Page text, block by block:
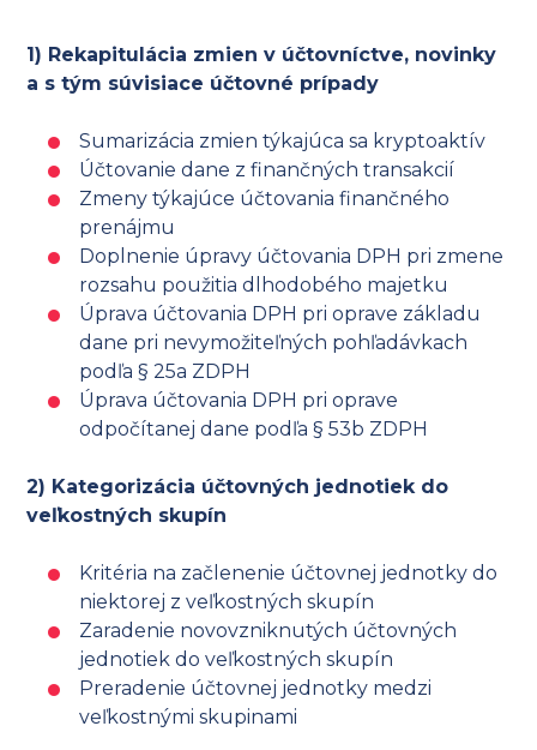
1) Rekapitulácia zmien v účtovníctve, novinky
a s tým súvisiace účtovné prípady
Sumarizácia zmien týkajúca sa kryptoaktív
Účtovanie dane z finančných transakcií
Zmeny týkajúce účtovania finančného
prenájmu
Doplnenie úpravy účtovania DPH pri zmene
rozsahu použitia dlhodobého majetku
Úprava účtovania DPH pri oprave základu
dane pri nevymožiteľných pohľadávkach
podľa § 25a ZDPH
Úprava účtovania DPH pri oprave
odpočítanej dane podľa § 53b ZDPH
2) Kategorizácia účtovných jednotiek do
veľkostných skupín
Kritéria na začlenenie účtovnej jednotky do
niektorej z veľkostných skupín
Zaradenie novovzniknutých účtovných
jednotiek do veľkostných skupín
Preradenie účtovnej jednotky medzi
veľkostnými skupinami